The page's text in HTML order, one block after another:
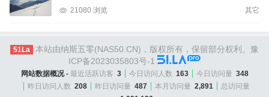
21080 浏览 其它
51La 本站由纳斯五零(NAS50.CN)，版权所有，保留部分权利。 豫
ICP备2023035803号-1
网站数据概况 - 最近活跃访客 3 今日访问人数 163 今日访问量 348
昨日访问人数 208 昨日访问量 487 本月访问量 2,891
总访问量